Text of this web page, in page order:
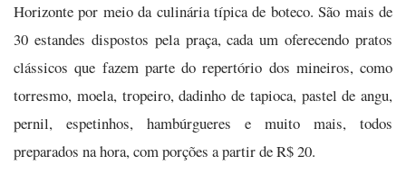
Horizonte por meio da culinária típica de boteco. São mais de
30 estandes dispostos pela praça, cada um oferecendo pratos
clássicos que fazem parte do repertório dos mineiros, como
torresmo, moela, tropeiro, dadinho de tapioca, pastel de angu,
pernil, espetinhos, hambúrgueres e muito mais, todos
preparados na hora, com porções a partir de R$ 20.